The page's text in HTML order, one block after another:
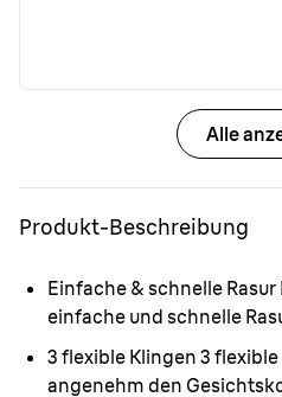
Alle
Produkt-Beschreibung
Einfache & schnelle Rasur
einfache und schnelle
3 flexible Klingen 3
angenehm den